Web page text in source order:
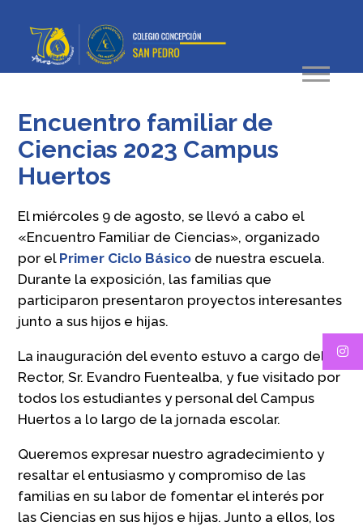
Encuentro familiar de
Ciencias 2023 Campus
Huertos
El miércoles 9 de agosto, se llevó a cabo el
«Encuentro Familiar de Ciencias», organizado
por el Primer Ciclo Básico de nuestra escuela.
Durante la exposición, las familias que
participaron presentaron proyectos interesantes
junto a sus hijos e hijas.
La inauguración del evento estuvo a cargo del
Rector, Sr. Evandro Fuentealba, y fue visitado por
todos los estudiantes y personal del Campus
Huertos a lo largo de la jornada escolar.
Queremos expresar nuestro agradecimiento y
resaltar el entusiasmo y compromiso de las
familias en su labor de fomentar el interés por
las Ciencias en sus hijos e hijas. Junto a ellos, los